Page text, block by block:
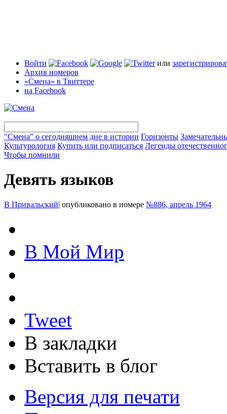
Войти или
Архив номеров
«Смена» в Твиттере
на Facebook
"Смена" о сегодняшнем дне в истории Горизонты
Культурология Купить или подписаться Легенды
Чтобы помнили
Девять языков
В Привальский| опубликовано в номере №886, апрель 1964
В Мой Мир
Tweet
В закладки
Вставить в блог
Версия для печати